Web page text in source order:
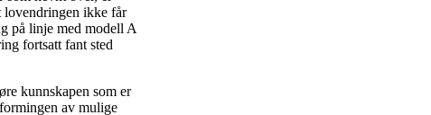
lovendringen ikke får
på linje med modell A
fortsatt fant sted
kunnskapen som er
av mulige